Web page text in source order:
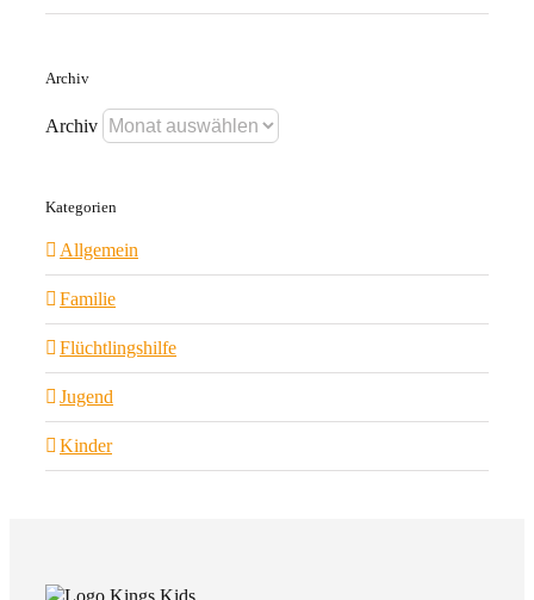
Archiv
Archiv
Kategorien
Allgemein
Familie
Flüchtlingshilfe
Jugend
Kinder